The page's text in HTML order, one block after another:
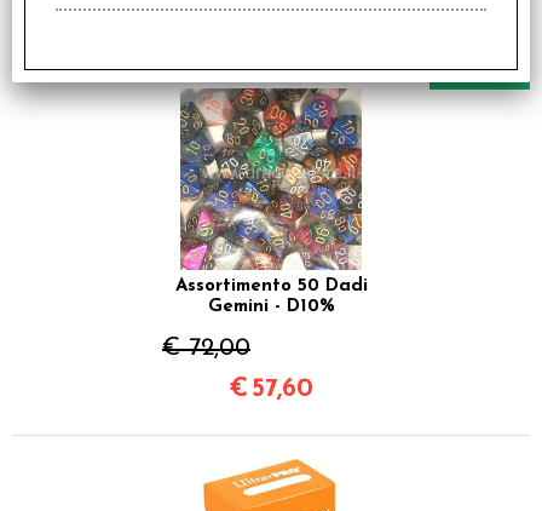
€ 57,60
Assortimento 50 Dadi
Gemini - D10%
€ 72,00
€ 57,60